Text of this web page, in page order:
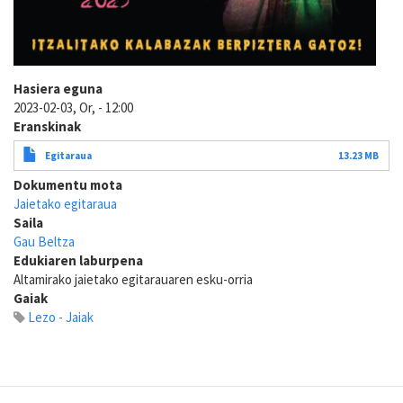
Hasiera eguna
2023-02-03, Or, - 12:00
Eranskinak
Egitaraua 13.23 MB
Dokumentu mota
Jaietako egitaraua
Saila
Gau Beltza
Edukiaren laburpena
Altamirako jaietako egitarauaren esku-orria
Gaiak
Lezo - Jaiak